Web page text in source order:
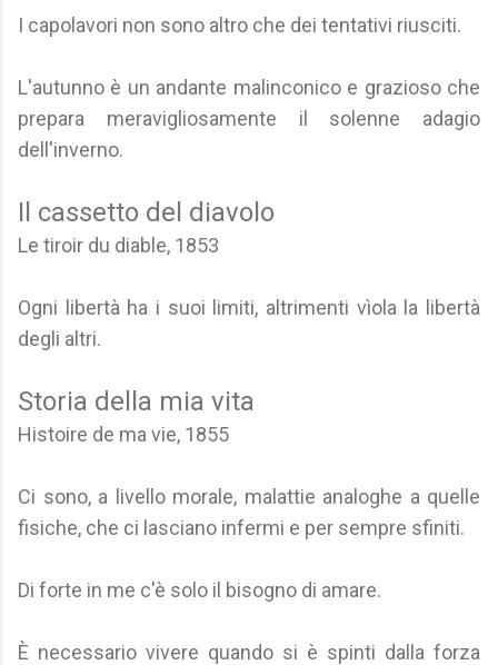
I capolavori non sono altro che dei tentativi riusciti.
L'autunno è un andante malinconico e grazioso che
prepara meravigliosamente il solenne adagio
dell'inverno.
Il cassetto del diavolo
Le tiroir du diable, 1853
Ogni libertà ha i suoi limiti, altrimenti vìola la libertà
degli altri.
Storia della mia vita
Histoire de ma vie, 1855
Ci sono, a livello morale, malattie analoghe a quelle
fisiche, che ci lasciano infermi e per sempre sfiniti.
Di forte in me c'è solo il bisogno di amare.
È necessario vivere quando si è spinti dalla forza